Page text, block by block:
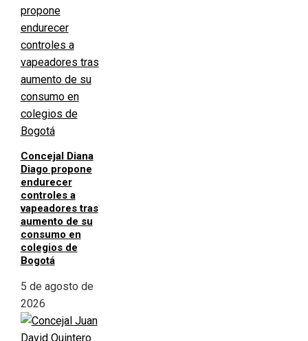
Concejal Diana
Diago propone
endurecer
controles a
vapeadores tras
aumento de su
consumo en
colegios de
Bogotá
5 de agosto de
2026